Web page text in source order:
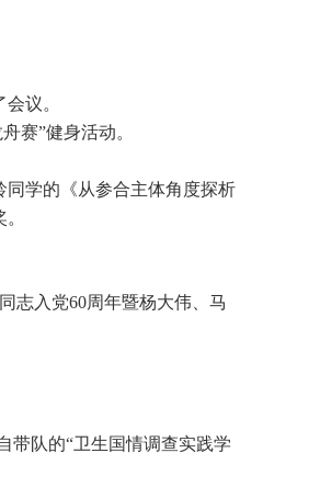
议。
赛”健身活动。
同学的《从参合主体角度探析
志入党60周年暨杨大伟、马
带队的“卫生国情调查实践学